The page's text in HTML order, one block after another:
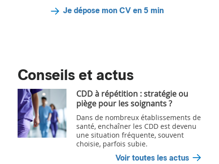
Je dépose mon CV en 5 min
Conseils et actus
CDD à répétition : stratégie ou
piège pour les soignants ?
Dans de nombreux établissements de
santé, enchaîner les CDD est devenu
une situation fréquente, souvent
choisie, parfois subie.
Voir toutes les actus